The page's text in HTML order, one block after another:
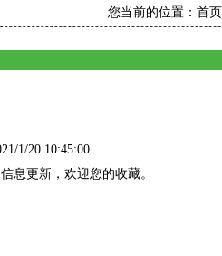
您当前的位置： 首页
1/20 10:45:00
息更新，欢迎您的收藏。